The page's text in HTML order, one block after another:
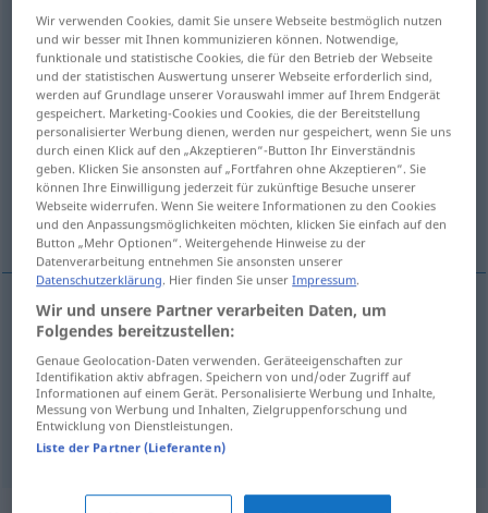
condensar [kɔndenˈsar]v/t
Übersicht aller Übersetzungen
(Für mehr Details die Übersetzung anklicken/antippen)
kondensieren, verdichten, eindicken,
zusammenfassen
straffen
kondensieren,verdichten
eindicken condensarsalsa, zumo
zusammenfassen,straffen
Wir verwenden Cookies, damit Sie unsere Webseite bestmöglich nutzen
und wir besser mit Ihnen kommunizieren können. Notwendige,
funktionale und statistische Cookies, die für den Betrieb der Webseite
und der statistischen Auswertung unserer Webseite erforderlich sind,
werden auf Grundlage unserer Vorauswahl immer auf Ihrem Endgerät
gespeichert. Marketing-Cookies und Cookies, die der Bereitstellung
personalisierter Werbung dienen, werden nur gespeichert, wenn Sie uns
durch einen Klick auf den „Akzeptieren“-Button Ihr Einverständnis
geben. Klicken Sie ansonsten auf „Fortfahren ohne Akzeptieren“. Sie
können Ihre Einwilligung jederzeit für zukünftige Besuche unserer
Webseite widerrufen. Wenn Sie weitere Informationen zu den Cookies
und den Anpassungsmöglichkeiten möchten, klicken Sie einfach auf den
Button „Mehr Optionen“. Weitergehende Hinweise zu der
Datenverarbeitung entnehmen Sie ansonsten unserer
Datenschutzerklärung. Hier finden Sie unserImpressum.
Wir und unsere Partner verarbeiten Daten, um
Folgendes bereitzustellen:
Genaue Geolocation-Daten verwenden. Geräteeigenschaften zur
Identifikation aktiv abfragen. Speichern von und/oder Zugriff auf
Informationen auf einem Gerät. Personalisierte Werbung und Inhalte,
Messung von Werbung und Inhalten, Zielgruppenforschung und
Entwicklung von Dienstleistungen.
Liste der Partner (Lieferanten)